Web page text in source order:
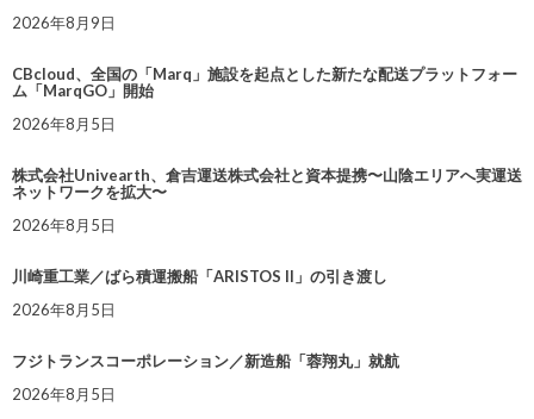
2026年8月9日
CBcloud、全国の「Marq」施設を起点とした新たな配送プラットフォー
ム「MarqGO」開始
2026年8月5日
株式会社Univearth、倉吉運送株式会社と資本提携〜山陰エリアへ実運送
ネットワークを拡大〜
2026年8月5日
川崎重工業／ばら積運搬船「ARISTOS II」の引き渡し
2026年8月5日
フジトランスコーポレーション／新造船「蓉翔丸」就航
2026年8月5日